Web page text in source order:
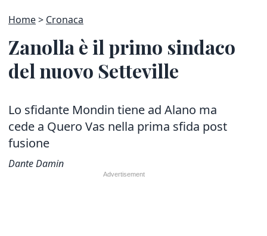
Home Cronaca
Zanolla è il primo sindaco
del nuovo Setteville
Lo sfidante Mondin tiene ad Alano ma
cede a Quero Vas nella prima sfida post
fusione
Dante Damin